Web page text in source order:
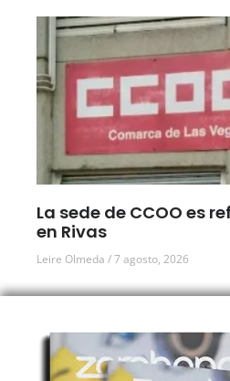
La sede de CCOO es
en Rivas
Leire Olmeda 7 agosto, 2026